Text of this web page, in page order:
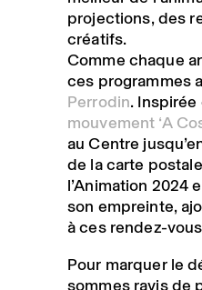
projections, des
créatifs.
Comme chaque
ces programmes
Perrodin.
mouvement ‘A
au Centre
de la carte
l’Animation 2024
son empreinte,
à ces rendez-
Pour marquer le
sommes ravis de